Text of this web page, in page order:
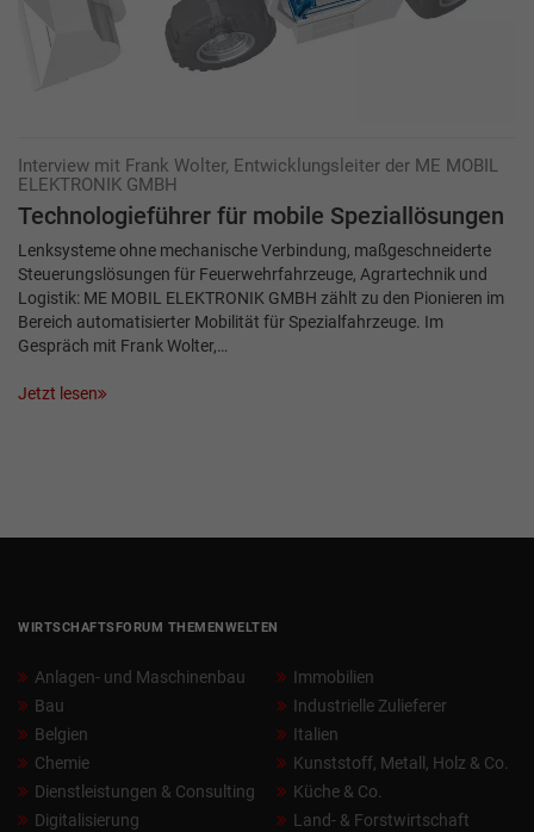
Interview mit Frank Wolter, Entwicklungsleiter der ME MOBIL
ELEKTRONIK GMBH
Technologieführer für mobile Speziallösungen
Lenksysteme ohne mechanische Verbindung, maßgeschneiderte
Steuerungslösungen für Feuerwehrfahrzeuge, Agrartechnik und
Logistik: ME MOBIL ELEKTRONIK GMBH zählt zu den Pionieren im
Bereich automatisierter Mobilität für Spezialfahrzeuge. Im
Gespräch mit Frank Wolter,…
Jetzt lesen
WIRTSCHAFTSFORUM THEMENWELTEN
Anlagen- und Maschinenbau
Bau
Belgien
Chemie
Dienstleistungen & Consulting
Digitalisierung
Immobilien
Industrielle Zulieferer
Italien
Kunststoff, Metall, Holz & Co.
Küche & Co.
Land- & Forstwirtschaft